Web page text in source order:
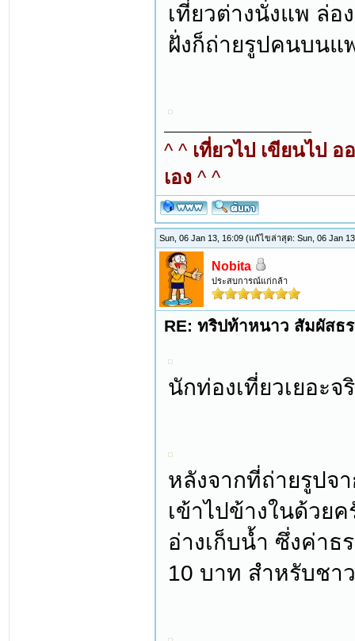
เที่ยวต่างนั่งแพ ล่
ฝั่งก็ถ่ายรูปคนบนแ
^ ^ เที่ยวไป เขียนไป
เอง ^ ^
Sun, 06 Jan 13, 16:09(แก้ไขล่าสุด: Sun, 06 Jan
Nobita
ประสบการณ์แก่กล้า
RE: ทริปท้าหนาว สัมผัสธ
นักท่องเที่ยวเยอะ
หลังจากที่ถ่ายรูปจ
เข้าไปข้างในด้วย
อ่างเก็บน้ำ ซึ่งค่าธ
10 บาท สำหรับชา